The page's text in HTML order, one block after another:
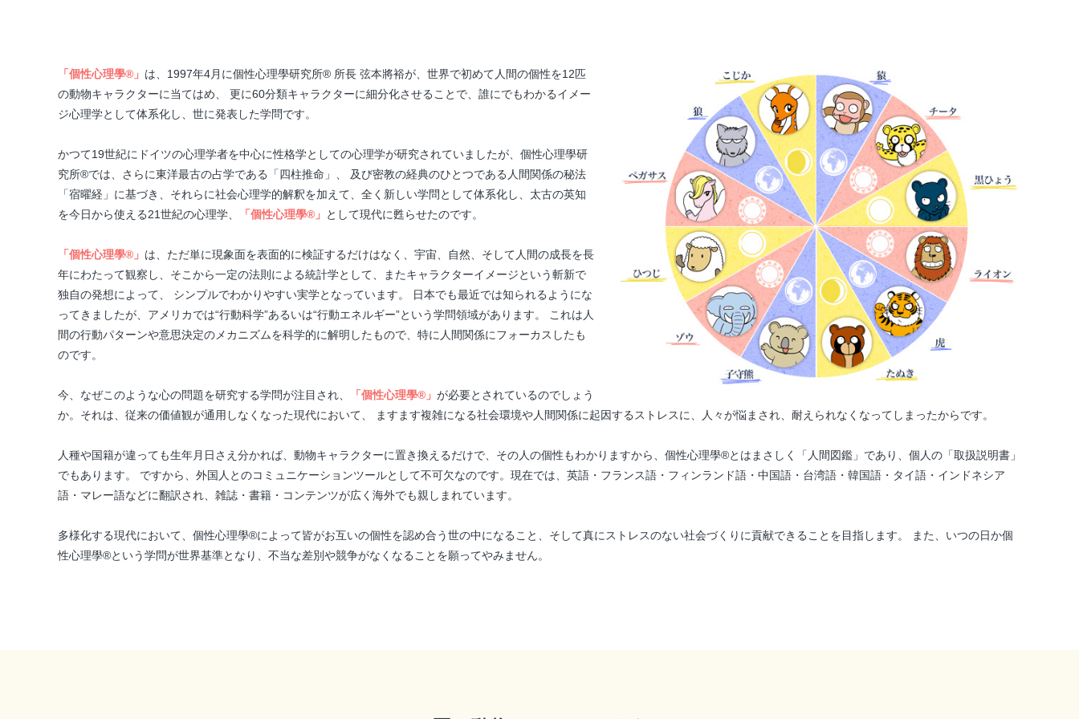
「個性心理學®」 は、1997年4月に個性心理學研究所® 所長 弦本將裕が、世界で初めて人間の個性を12匹
の動物キャラクターに当てはめ、 更に60分類キャラクターに細分化させることで、誰にでもわかるイメー
ジ心理学として体系化し、世に発表した学問です。
かつて19世紀にドイツの心理学者を中心に性格学としての心理学が研究されていましたが、個性心理學研
究所®では、さらに東洋最古の占学である「四柱推命」、 及び密教の経典のひとつである人間関係の秘法
「宿曜経」に基づき、それらに社会心理学的解釈を加えて、全く新しい学問として体系化し、太古の英知
を今日から使える21世紀の心理学、
「個性心理學®」 として現代に甦らせたのです。
「個性心理學®」 は、ただ単に現象面を表面的に検証するだけはなく、宇宙、自然、そして人間の成長を長
年にわたって観察し、そこから一定の法則による統計学として、またキャラクターイメージという斬新で
独自の発想によって、 シンプルでわかりやすい実学となっています。 日本でも最近では知られるようにな
ってきましたが、アメリカでは“行動科学”あるいは“行動エネルギー”という学問領域があります。 これは人
間の行動パターンや意思決定のメカニズムを科学的に解明したもので、特に人間関係にフォーカスしたも
のです。
今、なぜこのような心の問題を研究する学問が注目され、 「個性心理學®」 が必要とされているのでしょう
か。それは、従来の価値観が通用しなくなった現代において、 ますます複雑になる社会環境や人間関係に起因するストレスに、人々が悩まされ、耐えられなくなってしまったからです。
人種や国籍が違っても生年月日さえ分かれば、動物キャラクターに置き換えるだけで、その人の個性もわかりますから、個性心理學®とはまさしく「人間図鑑」であり、個人の「取扱説明書」
でもあります。 ですから、外国人とのコミュニケーションツールとして不可欠なのです。現在では、英語・フランス語・フィンランド語・中国語・台湾語・韓国語・タイ語・インドネシア
語・マレー語などに翻訳され、雑誌・書籍・コンテンツが広く海外でも親しまれています。
多様化する現代において、個性心理學®によって皆がお互いの個性を認め合う世の中になること、そして真にストレスのない社会づくりに貢献できることを目指します。 また、いつの日か個
性心理學®という学問が世界基準となり、不当な差別や競争がなくなることを願ってやみません。